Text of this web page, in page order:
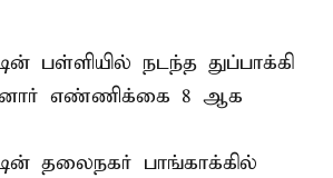
பள்ளியில் நடந்த துப்பாக்கி
எண்ணிக்கை 8 ஆக
தலைநகர் பாங்காக்கில்